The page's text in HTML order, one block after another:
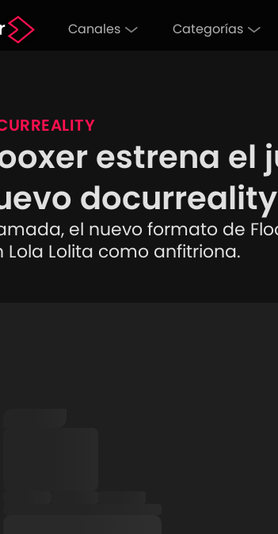
Canales Categorías
estrena el
el nuevo formato de
Lola Lolita como anfitriona.